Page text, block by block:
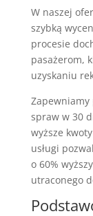
W naszej
szybką
procesie
pasażerom,
uzyskaniu
Zapewniamy
spraw w 30
wyższe
usługi
o 60%
utraconego